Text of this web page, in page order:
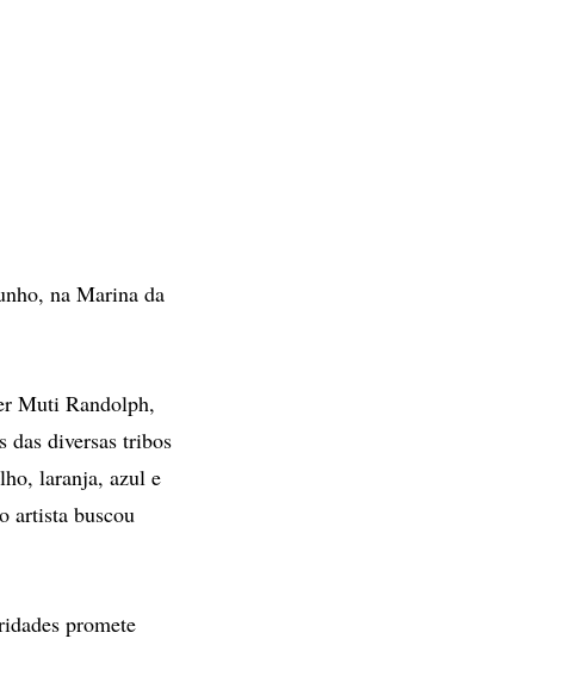
na Marina da
Muti Randolph,
das diversas tribos
laranja, azul e
artista buscou
promete